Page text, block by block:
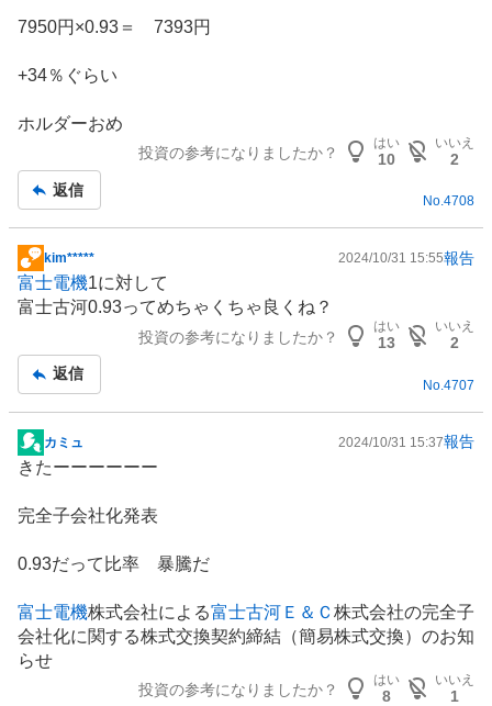
記
7950円×0.93＝ 7393円
+34％ぐらい
ホルダーおめ
投資の参考になりましたか？
はい
10
いいえ
2
返信
No.4708
掲
示
板
kim***** 2024/10/31 15:55報告
富士電機1に対して
富士古河0.93ってめちゃくちゃ良くね？
投資の参考になりましたか？
はい
13
いいえ
2
返信
No. 4707
掲
示
記
カミュ 2024/10/31 15:37報告
きたーーーーーー
完全子会社化発表
0.93だって比率 暴騰だ
富士電機株式会社による富士古河Ｅ＆Ｃ 株式会社の完全子
会社化に関する株式交換契約締結（簡易株式交換）のお知
らせ
投資の参考になりましたか？
はい
8
いいえ
1